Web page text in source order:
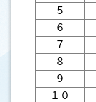
５
６
７
８
９
１０